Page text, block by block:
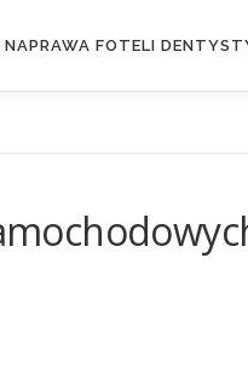
NAPRAWA FOTELI